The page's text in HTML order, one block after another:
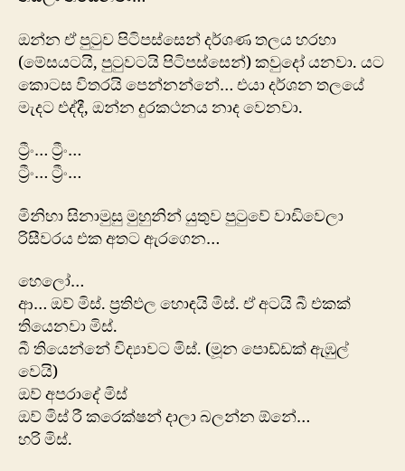
ඔන්න ඒ පුටුව පිටිපස්සෙන් දර්ශණ තලය හරහා
(මේසයටයි, පුටුවටයි පිටිපස්සෙන්) කවුදෝ යනවා. යට
කොටස විතරයි පෙන්නන්නේ… එයා දර්ශන තලයේ
මැදට එද්දී, ඔන්න දුරකථනය නාද වෙනවා.
ට්‍රීං… ට්‍රීං…
ට්‍රීං… ට්‍රීං…
මිනිහා සිනාමුසු මුහුනින් යුතුව පුටුවේ වාඩිවෙලා
රිසීවරය එක අතට ඇරගෙන…
හෙලෝ…
ආ… ඔව් මිස්. ප්‍රතිඵල හොඳයි මිස්. ඒ අටයි බී එකක්
තියෙනවා මිස්.
බී තියෙන්නේ විද්‍යාවට මිස්. (මූන පොඩ්ඩක් ඇඹුල්
වෙයි)
ඔව් අපරාදේ මිස්
ඔව් මිස් රී කරෙක්ෂන් දාලා බලන්න ඕනේ…
හරි මිස්.